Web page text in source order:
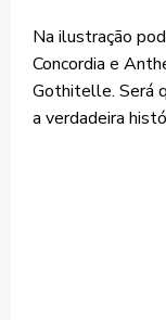
Na ilustração
Concordia e
Gothitelle. Será
a verdadeira